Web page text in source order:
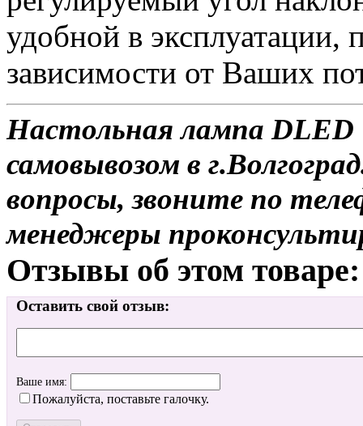
удобной в эксплуатации,
зависимости от Ваших
Настольная лампа DLED
самовывозом в
вопросы, звоните по
менеджеры
Отзывы об этом товаре:
Оставить свой отзыв:
Ваше имя:
Пожалуйста, поставьте галочку.